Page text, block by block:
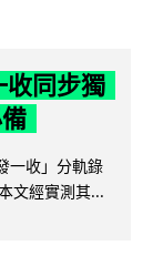
同步獨
一收」分軌錄
文經實測其...